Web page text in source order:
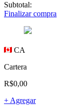
Subtotal:
Finalizar compra
CA
Cartera
R$0,00
+ Agregar